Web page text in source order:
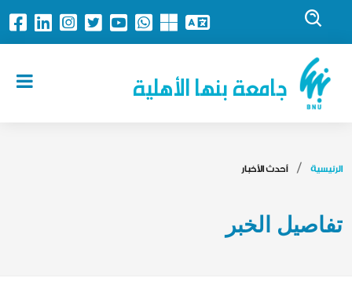
جامعة بنها الأهلية
الرئيسية أحدث الأخبار
تفاصيل الخبر